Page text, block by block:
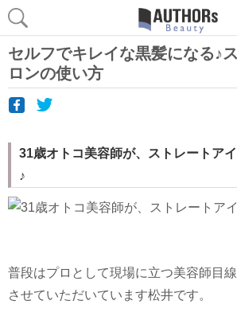
セルフでキレイな黒髪になる♪
ロンの使い方
31歳オトコ美容師が、ストレートア
♪
普段はプロとして現場に立つ美容師目
させていただいています松井です。